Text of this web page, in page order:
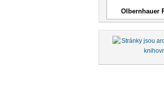
Olbernhauer